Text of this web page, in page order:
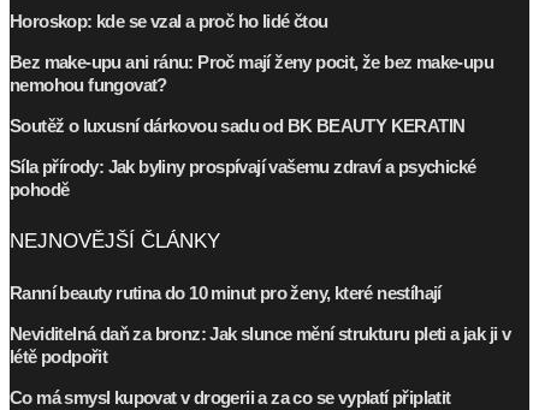
Horoskop: kde se vzal a proč ho lidé čtou
Bez make-upu ani ránu: Proč mají ženy pocit, že bez make-upu
nemohou fungovat?
Soutěž o luxusní dárkovou sadu od BK BEAUTY KERATIN
Síla přírody: Jak byliny prospívají vašemu zdraví a psychické
pohodě
NEJNOVĚJŠÍ ČLÁNKY
Ranní beauty rutina do 10 minut pro ženy, které nestíhají
Neviditelná daň za bronz: Jak slunce mění strukturu pleti a jak ji v
létě podpořit
Co má smysl kupovat v drogerii a za co se vyplatí připlatit